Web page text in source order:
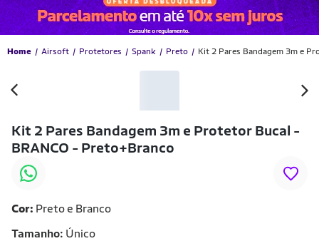
Home Airsoft Protetores Spank Preto Kit 2 Pares Bandagem 3m e
Kit 2 Pares Bandagem 3m e Protetor Bucal -
BRANCO - Preto+Branco
Cor: Preto e Branco
Tamanho Único